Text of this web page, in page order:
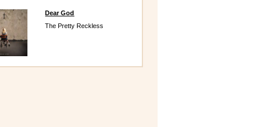
Dear God
The Pretty Reckless